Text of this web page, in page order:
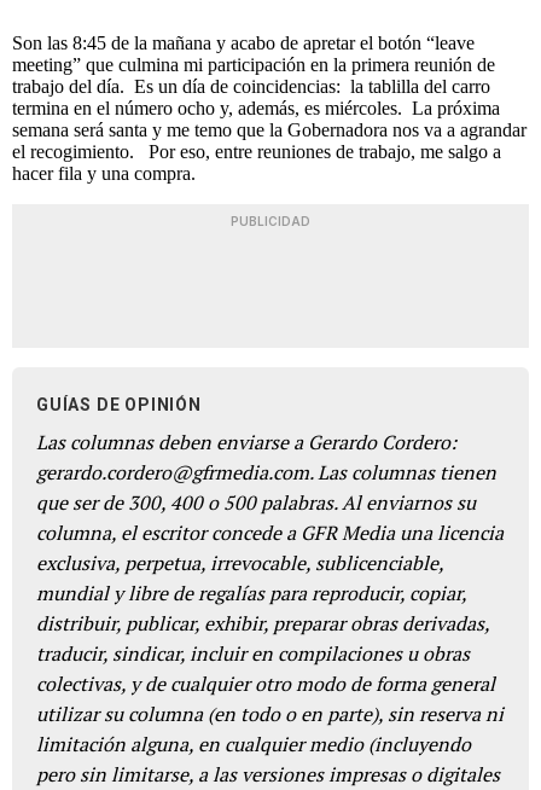
Son las 8:45 de la mañana y acabo de apretar el botón “leave
meeting” que culmina mi participación en la primera reunión de
trabajo del día. Es un día de coincidencias: la tablilla del carro
termina en el número ocho y, además, es miércoles. La próxima
semana será santa y me temo que la Gobernadora nos va a agrandar
el recogimiento. Por eso, entre reuniones de trabajo, me salgo a
hacer fila y una compra.
PUBLICIDAD
GUÍAS DE OPINIÓN
Las columnas deben enviarse a Gerardo Cordero:
gerardo.cordero@gfrmedia.com. Las columnas tienen
que ser de 300, 400 o 500 palabras. Al enviarnos su
columna, el escritor concede a GFR Media una licencia
exclusiva, perpetua, irrevocable, sublicenciable,
mundial y libre de regalías para reproducir, copiar,
distribuir, publicar, exhibir, preparar obras derivadas,
traducir, sindicar, incluir en compilaciones u obras
colectivas, y de cualquier otro modo de forma general
utilizar su columna (en todo o en parte), sin reserva ni
limitación alguna, en cualquier medio (incluyendo
pero sin limitarse, a las versiones impresas o digitales